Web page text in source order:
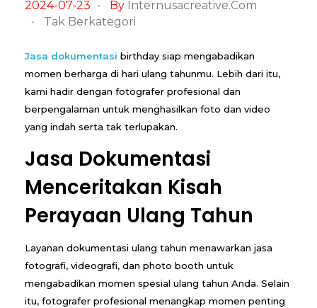
a
s
a
D
o
k
u
e
n
2024-07-23 By Internusacreative.com
Tak Berkategori
Jasa dokumentasi birthday siap mengabadikan
momen berharga di hari ulang tahunmu. Lebih dari itu,
kami hadir dengan fotografer profesional dan
berpengalaman untuk menghasilkan foto dan video
yang indah serta tak terlupakan.
Jasa Dokumentasi
Menceritakan Kisah
Perayaan Ulang Tahun
Layanan dokumentasi ulang tahun menawarkan jasa
fotografi, videografi, dan photo booth untuk
mengabadikan momen spesial ulang tahun Anda. Selain
itu, fotografer profesional menangkap momen penting